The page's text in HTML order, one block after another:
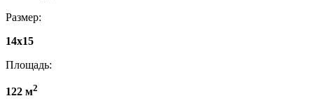
Размер:
14x15
Площадь:
122 м2